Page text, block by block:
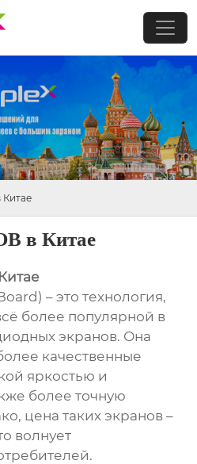
Китае
в Китае
– это технология,
более популярной в
экранов. Она
качественные
яркостью и
более точную
цена таких экранов –
волнует